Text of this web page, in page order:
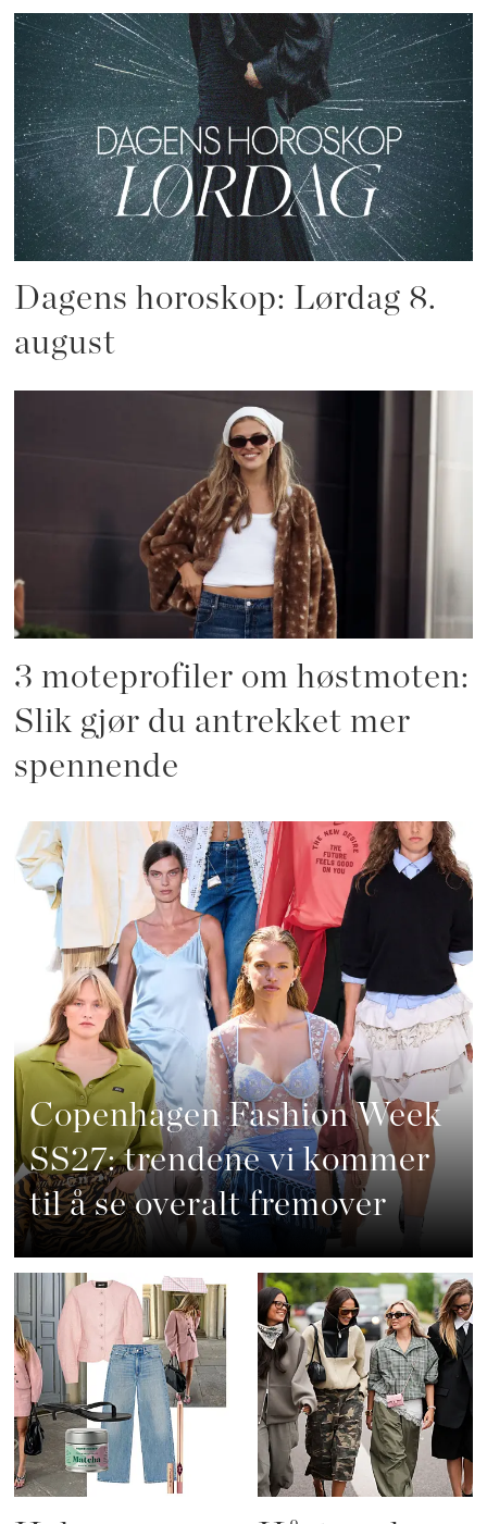
Dagens horoskop: Lørdag 8.
august
3 moteprofiler om høstmoten:
Slik gjør du antrekket mer
spennende
Copenhagen Fashion Week
SS27: trendene vi kommer
til å se overalt fremover